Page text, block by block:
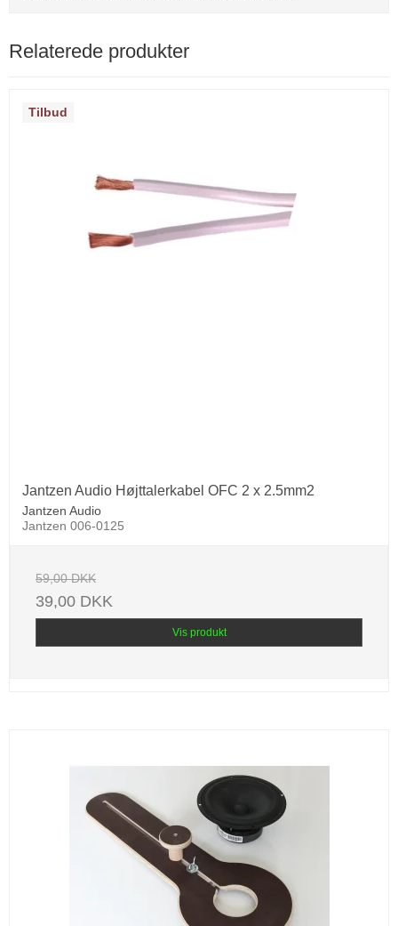
Relaterede produkter
Tilbud
Jantzen Audio Højttalerkabel OFC 2 x 2.5mm2
Jantzen Audio
Jantzen 006-0125
59,00 DKK
39,00 DKK
Vis produkt